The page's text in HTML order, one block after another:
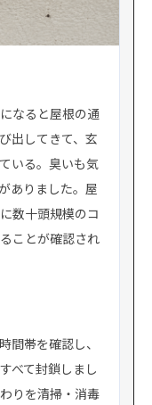
なると屋根の通
出してきて、玄
いる。臭いも気
ありました。屋
数十頭規模のコ
ことが確認され
間帯を確認し、
べて封鎖しまし
りを清掃・消毒